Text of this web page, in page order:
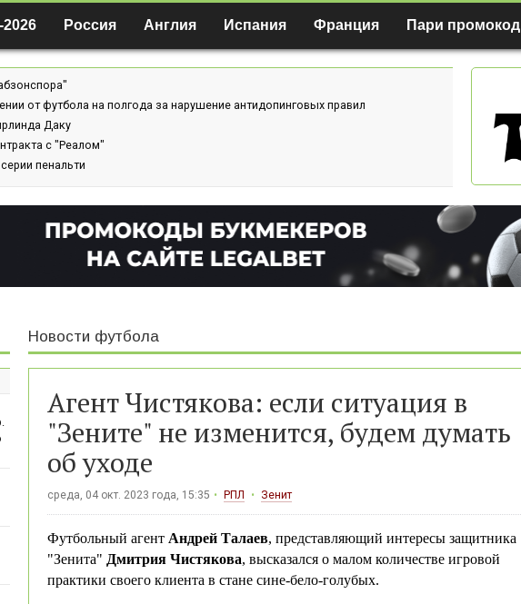
Россия Англия Испания Франция Пари промокод
от футбола на полгода за нарушение антидопинговых правил
Даку
с "Реалом"
пенальти
Новости футбола
Агент Чистякова: если ситуация в
"Зените" не изменится, будем думать
об уходе
среда, 04 окт. 2023 года, 15:35 РПЛ Зенит
Футбольный агент Андрей Талаев, представляющий интересы защитника
"Зенита" Дмитрия Чистякова, высказался о малом количестве игровой
практики своего клиента в стане сине-бело-голубых.